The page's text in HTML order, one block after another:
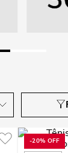
-20% OFF